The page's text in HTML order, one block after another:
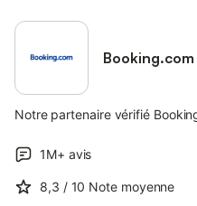
Booking.com
Notre partenaire vérifié
1M+ avis
8,3 / 10 Note moyenne